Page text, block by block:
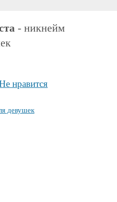
- никнейм
нравится
девушек